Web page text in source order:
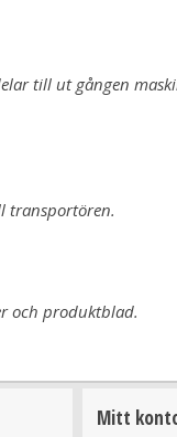
till ut gången
transportören.
och produktblad.
Mitt